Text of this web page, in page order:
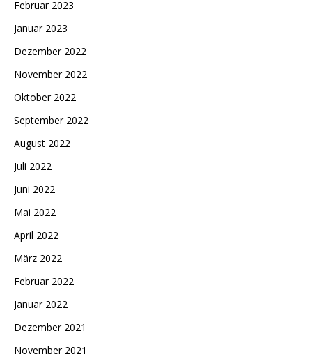
Februar 2023
Januar 2023
Dezember 2022
November 2022
Oktober 2022
September 2022
August 2022
Juli 2022
Juni 2022
Mai 2022
April 2022
März 2022
Februar 2022
Januar 2022
Dezember 2021
November 2021